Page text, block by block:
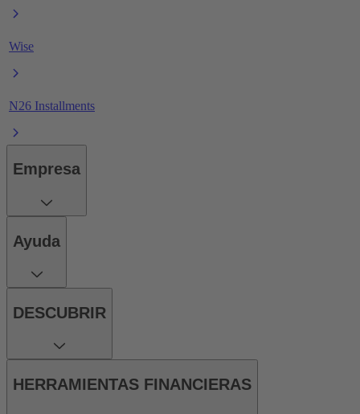
Wise
N26 Installments
Empresa
Ayuda
DESCUBRIR
HERRAMIENTAS FINANCIERAS